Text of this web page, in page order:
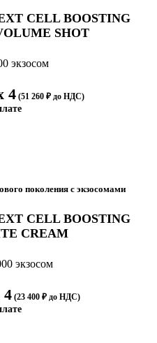
CELL BOOSTING
SHOT
экзосом
4(51 260 ₽ до НДС)
поколения с экзосомами
CELL BOOSTING
CREAM
экзосом
4 (23 400 ₽ до НДС)